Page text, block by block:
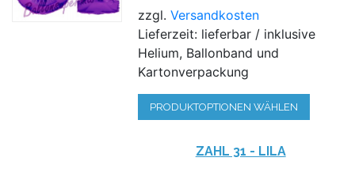
zzgl.Versandkosten
Lieferzeit: lieferbar / inklusive
Helium, Ballonband und
Kartonverpackung
PRODUKTOPTIONEN WÄHLEN
ZAHL 31 - LILA